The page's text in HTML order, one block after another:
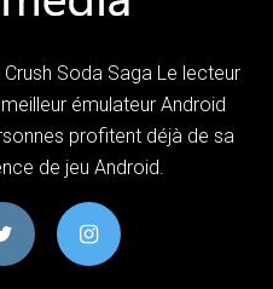
Soda Saga Le lecteur
émulateur Android
profitent déjà de sa
de jeu Android.